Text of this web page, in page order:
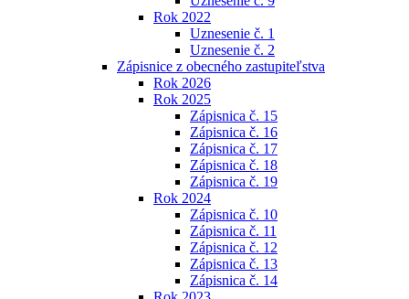
Rok 2022
Uznesenie č. 1
Uznesenie č. 2
Zápisnice z obecného zastupiteľstva
Rok 2026
Rok 2025
Zápisnica č. 15
Zápisnica č. 16
Zápisnica č. 17
Zápisnica č. 18
Zápisnica č. 19
Rok 2024
Zápisnica č. 10
Zápisnica č. 11
Zápisnica č. 12
Zápisnica č. 13
Zápisnica č. 14